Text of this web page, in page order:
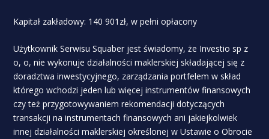
Kapitał zakładowy: 140 901zł, w pełni opłacony
Użytkownik Serwisu Squaber jest świadomy, że Investio sp z
o, o, nie wykonuje działalności maklerskiej składającej się z
doradztwa inwestycyjnego, zarządzania portfelem w skład
którego wchodzi jeden lub więcej instrumentów finansowych
czy też przygotowywaniem rekomendacji dotyczących
transakcji na instrumentach finansowych ani jakiejkolwiek
innej działalności maklerskiej określonej w Ustawie o Obrocie